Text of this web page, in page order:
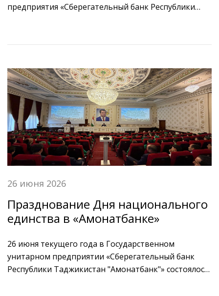
предприятия «Сберегательный банк Республики
деятельности банка за первое полугодие 2026 года
26 июня 2026
Празднование Дня национального
единства в «Амонатбанке»
26 июня текущего года в Государственном
унитарном предприятии «Сберегательный банк
Республики Таджикистан "Амонатбанк"» состоялось